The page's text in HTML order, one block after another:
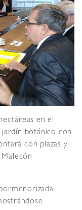
en el
botánico con
con plazas y